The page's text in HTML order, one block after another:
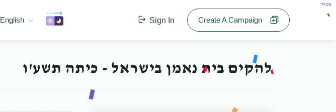
בס"ד
English Sign In Create A Campaign
להקים בית נאמן בישראל - כיתה תשע'ו